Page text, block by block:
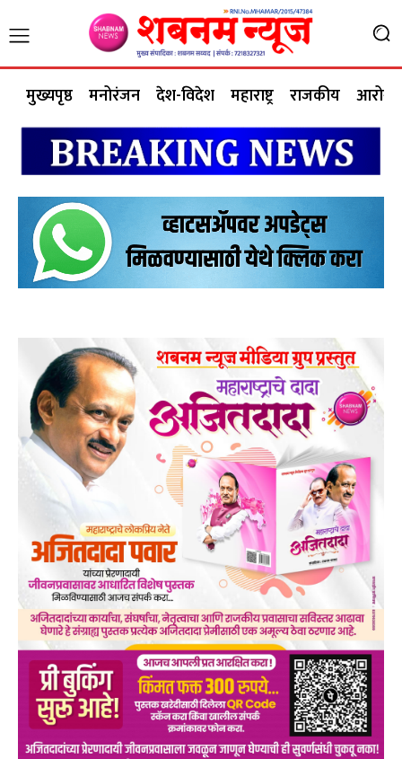
मुख्यपृष्ठ मनोरंजन देश-विदेश महाराष्ट्र राजकीय आरोग्य